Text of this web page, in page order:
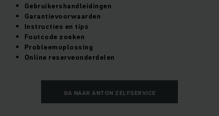
Gebruikershandleidingen
Garantievoorwaarden
Instructies en tips
Foutcode zoeken
Probleemoplossing
Online reserveonderdelen
GA NAAR ANTON ZELFSERVICE